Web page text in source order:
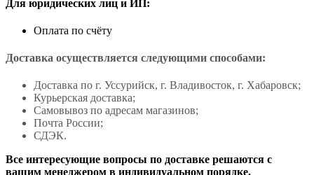
Для юридических лиц и ИП:
Оплата по счёту
Доставка осуществляется следующими способами:
Доставка по г. Уссурийск, г. Владивосток, г. Хабаровск;
Курьерская доставка;
Самовывоз по адресам магазинов;
Почта России;
СДЭК.
Все интересующие вопросы по доставке решаются с
вашим менеджером в индивидуальном порядке.